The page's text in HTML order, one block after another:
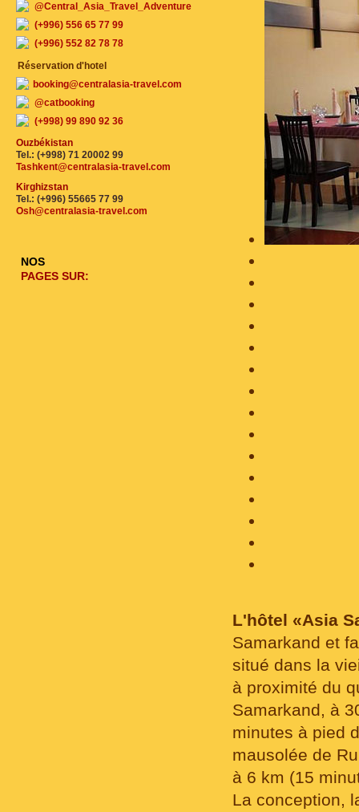
L'hôtel «Asia
Samarkand et
situé dans la
à proximité du
Samarkand, à
minutes à pied
mausolée de
à 6 km (15
La conception,
@Central_Asia_Travel_Adventure
(+996) 556 65 77 99
(+996) 552 82 78 78
Réservation d'hotel
booking@centralasia-travel.com
@catbooking
(+998) 99 890 92 36
Ouzbékistan
Tel.: (+998) 71 20002 99
Tashkent@centralasia-travel.com
Kirghizstan
Tel.: (+996) 55665 77 99
Osh@centralasia-travel.com
NOS
PAGES SUR: